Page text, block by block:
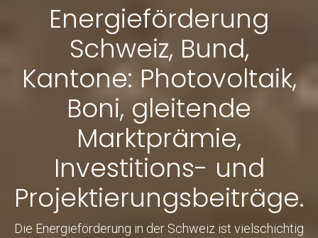
Energieförderung
Schweiz, Bund,
Kantone: Photovoltaik,
Boni, gleitende
Marktprämie,
Investitions- und
Projektierungsbeiträge.
Die Energieförderung in der Schweiz ist vielschichtig